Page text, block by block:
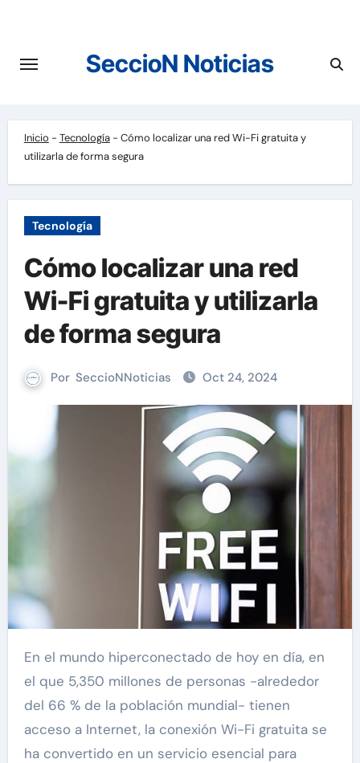
contenido
SeccioN Noticias
Inicio - Tecnología- Cómo localizar una red Wi-Fi gratuita y
utilizarla de forma segura
Tecnología
Cómo localizar una red
Wi-Fi gratuita y utilizarla
de forma segura
Por SeccioNNoticias Oct 24, 2024
En el mundo hiperconectado de hoy en día, en
el que 5,350 millones de personas -alrededor
del 66 % de la población mundial- tienen
acceso a Internet, la conexión Wi-Fi gratuita se
ha convertido en un servicio esencial para